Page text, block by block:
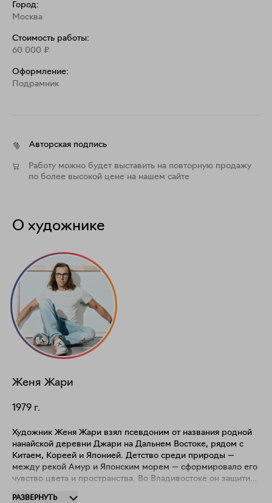
Город:
Москва
Стоимость работы:
60 000 ₽
Оформление:
Подрамник
Авторская подпись
Работу можно будет выставить на повторную продажу
по более высокой цене на нашем сайте
О художнике
Женя Жари
1979 г.
Художник Женя Жари взял псевдоним от названия родной
нанайской деревни Джари на Дальнем Востоке, рядом с
Китаем, Кореей и Японией. Детство среди природы —
между рекой Амур и Японским морем — сформировало его
чувство цвета и пространства. Во Владивостоке он защитил
РАЗВЕРНУТЬ